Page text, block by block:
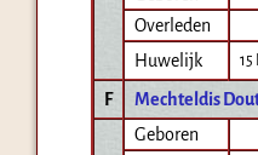
Overleden
Huwelijk
15
F
Mechteldis
Geboren